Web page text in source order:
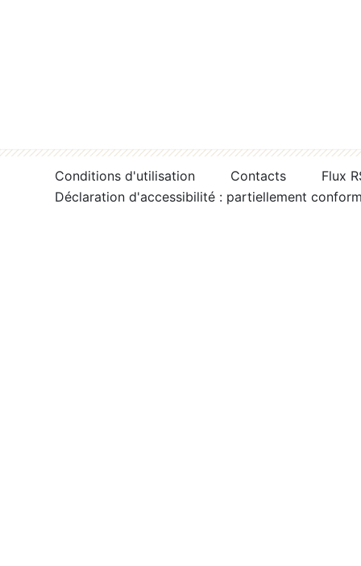
Conditions d'utilisation Contacts
Flux
Déclaration d'accessibilité : partiellement